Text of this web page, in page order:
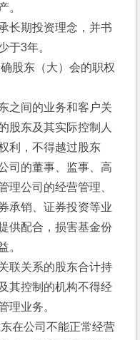
。
长期投资理念，并书
于3年。
股东（大）会的职权
间的业务和客户关
股东及其实际控制人
利，不得越过股东
司的董事、监事、高
理公司的经营管理、
承销、证券投资等业
供配合，损害基金份
。
联关系的股东合计持
其控制的机构不得经
理业务。
在公司不能正常经营